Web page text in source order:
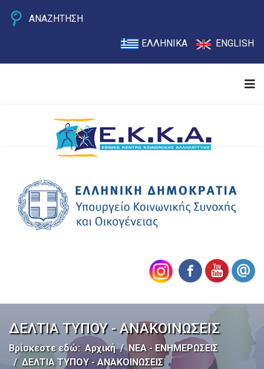
ΑΝΑΖΗΤΗΣΗ
ΕΛΛΗΝΙΚΑ ENGLISH
ΔΕΛΤΙΑ ΤΥΠΟΥ - ΑΝΑΚΟΙΝΩΣΕΙΣ
Βρίσκεστε εδώ: Αρχική
ΝΕΑ - ΕΝΗΜΕΡΩΣΕΙΣ
ΔΕΛΤΙΑ ΤΥΠΟΥ - ΑΝΑΚΟΙΝΩΣΕΙΣ